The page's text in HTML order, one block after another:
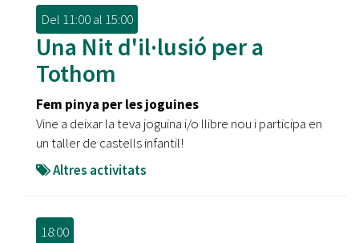
Del 11:00al 15:00
Una Nit d'il·lusió per a
Tothom
Fem pinya per les joguines
Vine a deixar la teva joguina i/o llibre nou i participa en
un taller de castells infantil!
Altres activitats
18:00